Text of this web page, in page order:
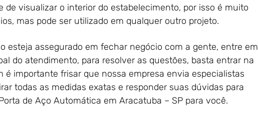
de visualizar o interior do estabelecimento, por isso é muito
mas pode ser utilizado em qualquer outro projeto.
esteja assegurado em fechar negócio com a gente, entre em
do atendimento, para resolver as questões, basta entrar na
é importante frisar que nossa empresa envia especialistas
todas as medidas exatas e responder suas dúvidas para
de Aço Automática em Aracatuba – SP para você.